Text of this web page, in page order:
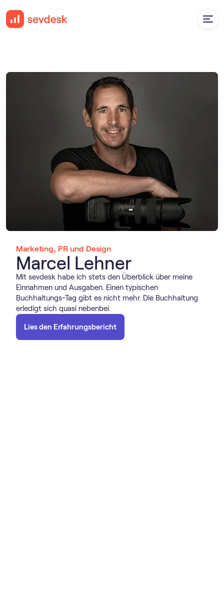
Marketing, PR und Design
Marcel Lehner
Mit sevdesk habe ich stets den Überblick über meine
Einnahmen und Ausgaben. Einen typischen
Buchhaltungs-Tag gibt es nicht mehr. Die Buchhaltung
erledigt sich quasi nebenbei.
Lies den Erfahrungsbericht